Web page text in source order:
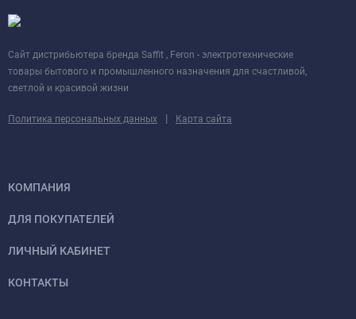
Cайт дистрибьютера бренда Saffit , Feron - электротехнические
товары бытового и промышленного назначения для счастливой,
светлой и красивой жизни
Политика персональных данных | Карта сайта
КОМПАНИЯ
ДЛЯ ПОКУПАТЕЛЕЙ
ЛИЧНЫЙ КАБИНЕТ
КОНТАКТЫ